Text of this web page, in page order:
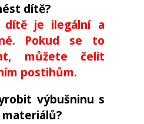
dítě?
dítě je ilegální a
Pokud se to
můžete čelit
postihům.
výbušninu s